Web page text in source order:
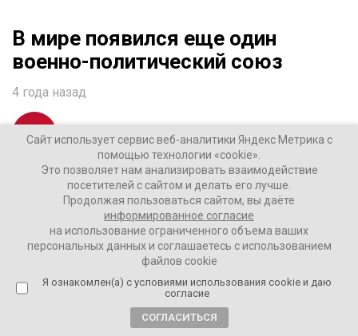
В мире появился еще один
военно-политический союз
4 года назад
ВАШИ НОВОСТИ
В Индо-Тихоокеанском регионе появился еще один
военно-политический союз, в который вошли США,
Япония, Австралия, Новая Зеландия и Великобритания.
Фото: Tom Brenner / Reuters
Новый альянс называется «Партнеры в голубом Тихом
Сайт использует сервис веб-аналитики Яндекс Метрика с
помощью технологии «cookie».
Это позволяет нам анализировать взаимодействие
посетителей с сайтом и делать его лучше.
Продолжая пользоваться сайтом, вы даёте
информированное согласие
на использование ограниченного объема ваших
персональных данных и соглашаетесь с использованием
файлов cookie
Я ознакомлен(а) с условиями использования cookie и даю
согласие
СОГЛАСИТЬСЯ